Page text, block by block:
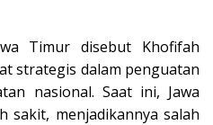
Timur disebut Khofifah
strategis dalam penguatan
nasional. Saat ini, Jawa
sakit, menjadikannya salah